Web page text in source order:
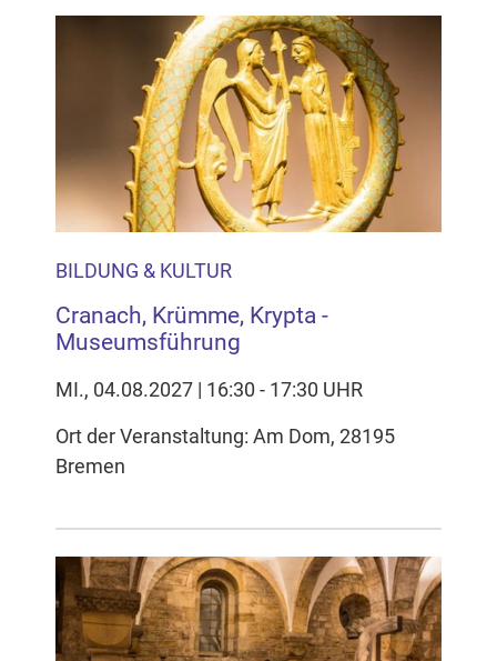
BILDUNG & KULTUR
Cranach, Krümme, Krypta -
Museumsführung
MI., 04.08.2027 | 16:30 - 17:30 UHR
Ort der Veranstaltung: Am Dom, 28195
Bremen